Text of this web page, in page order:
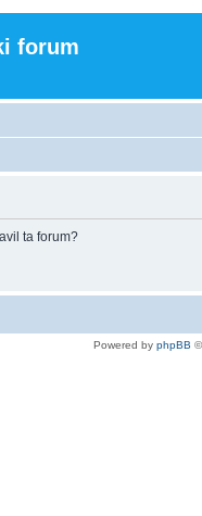
forum
ta forum?
Powered by phpBB